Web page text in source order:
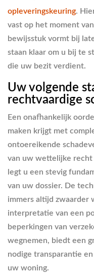
opleveringskeuring.
vast op het moment
bewijsstuk vormt bij
staan klaar om u bij te
die uw bezit verdient.
Uw volgende
rechtvaardige
Een onafhankelijk
maken krijgt met
ontoereikende
van uw wettelijke recht
legt u een stevig
van uw dossier. De
immers altijd zwaarder
interpretatie van een
beperkingen van
wegnemen, biedt een
nodige transparantie
uw woning.